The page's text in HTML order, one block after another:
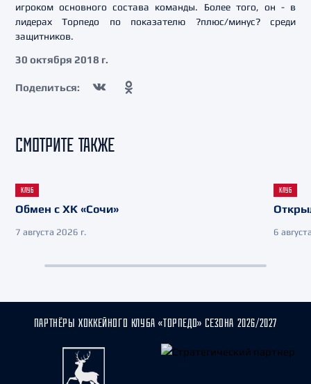
игроком основного состава команды. Более того, он - в
лидерах Торпедо по показателю ?плюс/минус? среди
защитников.
30 октября 2018 г.
Поделиться:
СМОТРИТЕ ТАКЖЕ
КЛУБ
Обмен с ХК «Сочи»
7 августа 2026 г.
КЛУБ
6
ПАРТНЁРЫ ХОККЕЙНОГО КЛУБА «ТОРПЕДО» СЕЗОНА 2026/2027